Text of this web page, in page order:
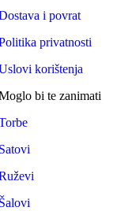
i povrat
privatnosti
korištenja
bi te zanimati